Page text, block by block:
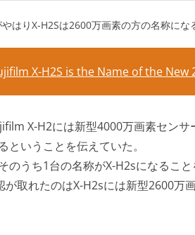
はりX-H2Sは2600万画素の方の名称にな
X-H2S is the Name of the New
X-H2には新型4000万画素セン
ということを伝えていた。
のうち1台の名称がX-H2sになること
が取れたのはX-H2sには新型2600万